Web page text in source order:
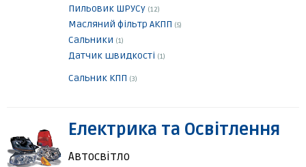
Пильовик ШРУСу (12)
Масляний фільтр АКПП (5)
Сальники (1)
Датчик швидкості (1)
Сальник КПП (3)
Електрика та Освітлення
Автосвітло